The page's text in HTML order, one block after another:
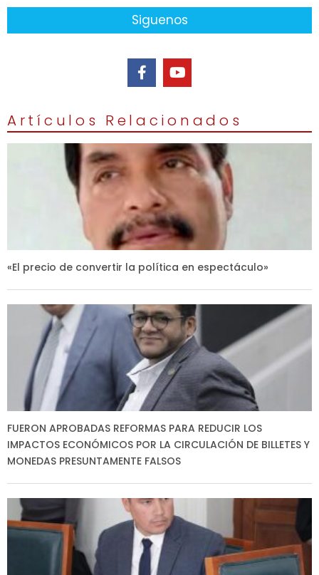
Siguenos
Artículos Relacionados
«El precio de convertir la política en espectáculo»
FUERON APROBADAS REFORMAS PARA REDUCIR LOS
IMPACTOS ECONÓMICOS POR LA CIRCULACIÓN DE BILLETES Y
MONEDAS PRESUNTAMENTE FALSOS